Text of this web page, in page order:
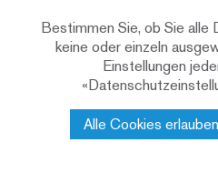
Datenschutzeinstellungen
Impressum & rechtliche
Bestimmen Sie, ob Sie alle
keine oder einzeln
Einstellungen
Alle Cookies erlauben